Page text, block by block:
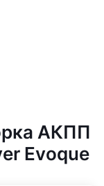
АКПП
Evoque